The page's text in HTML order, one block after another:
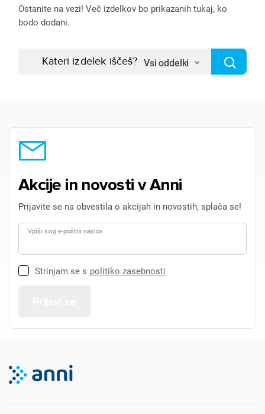
Ostanite na vezi! Več izdelkov bo prikazanih tukaj, ko
bodo dodani.
Vsi oddelki
Akcije in novosti v Anni
Prijavite se na obvestila o akcijah in novostih, splača se!
Vpiši svoj e-poštni naslov
Strinjam se s politiko zasebnosti